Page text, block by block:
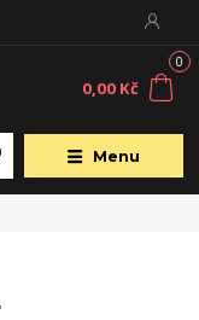
Menu
0
0,00 Kč